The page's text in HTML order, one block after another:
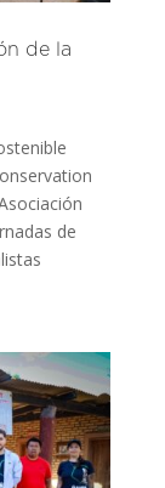
de la
de